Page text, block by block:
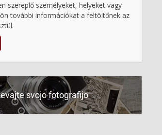
szereplő személyeket, helyeket vagy
további információkat a feltöltőnek az
svojo fotografijo